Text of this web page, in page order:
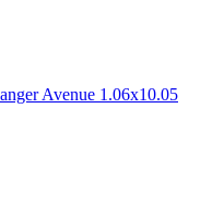
Avenue 1.06x10.05